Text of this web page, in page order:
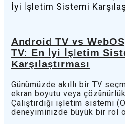
Android TV vs
TV: En İyi İşletim
Karşılaştırması
Günümüzde akıllı bir TV
ekran boyutu veya
Çalıştırdığı işletim sistemi
deneyiminizde büyük bir rol